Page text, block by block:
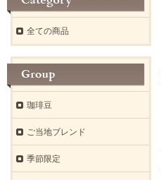
全ての商品
珈琲豆
ご当地ブレンド
季節限定